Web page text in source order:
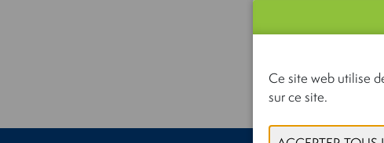
Ce site web utilise
sur ce site.